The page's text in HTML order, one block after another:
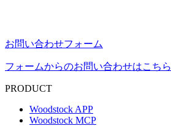
お問い合わせフォーム
フォームからのお問い合わせはこちら
PRODUCT
Woodstock APP
Woodstock MCP